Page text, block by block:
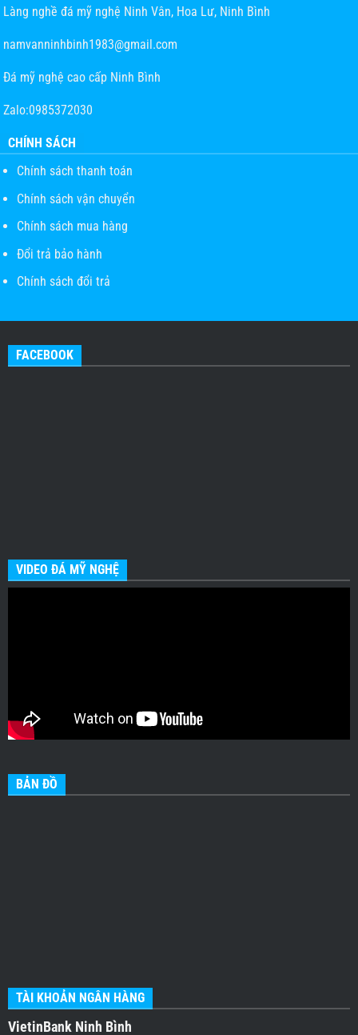
Làng nghề đá mỹ nghệ Ninh Vân, Hoa Lư, Ninh Bình
namvanninhbinh1983@gmail.com
Đá mỹ nghệ cao cấp Ninh Bình
Zalo:0985372030
CHÍNH SÁCH
Chính sách thanh toán
Chính sách vận chuyển
Chính sách mua hàng
Đổi trả bảo hành
Chính sách đổi trả
FACEBOOK
VIDEO ĐÁ MỸ NGHỆ
BẢN ĐỒ
TÀI KHOẢN NGÂN HÀNG
VietinBank Ninh Bình